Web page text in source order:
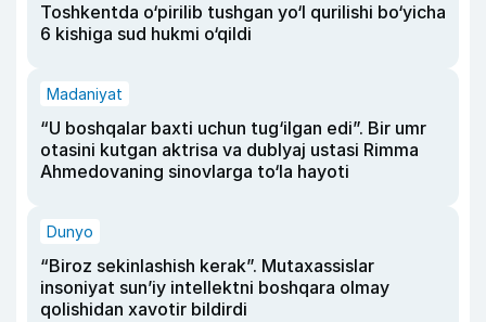
Toshkentda o‘pirilib tushgan yo‘l qurilishi bo‘yicha
6 kishiga sud hukmi o‘qildi
Madaniyat
“U boshqalar baxti uchun tug‘ilgan edi”. Bir umr
otasini kutgan aktrisa va dublyaj ustasi Rimma
Ahmedovaning sinovlarga to‘la hayoti
Dunyo
“Biroz sekinlashish kerak”. Mutaxassislar
insoniyat sun’iy intellektni boshqara olmay
qolishidan xavotir bildirdi